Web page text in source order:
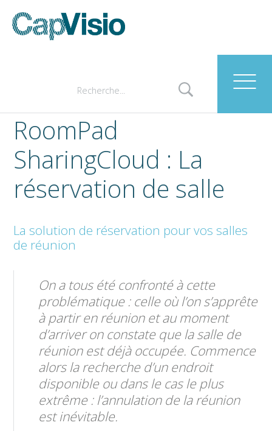
RoomPad
SharingCloud : La
réservation de salle
La solution de réservation pour vos salles
de réunion
On a tous été confronté à cette
problématique : celle où l’on s’apprête
à partir en réunion et au moment
d’arriver on constate que la salle de
réunion est déjà occupée. Commence
alors la recherche d’un endroit
disponible ou dans le cas le plus
extrême : l’annulation de la réunion
est inévitable.